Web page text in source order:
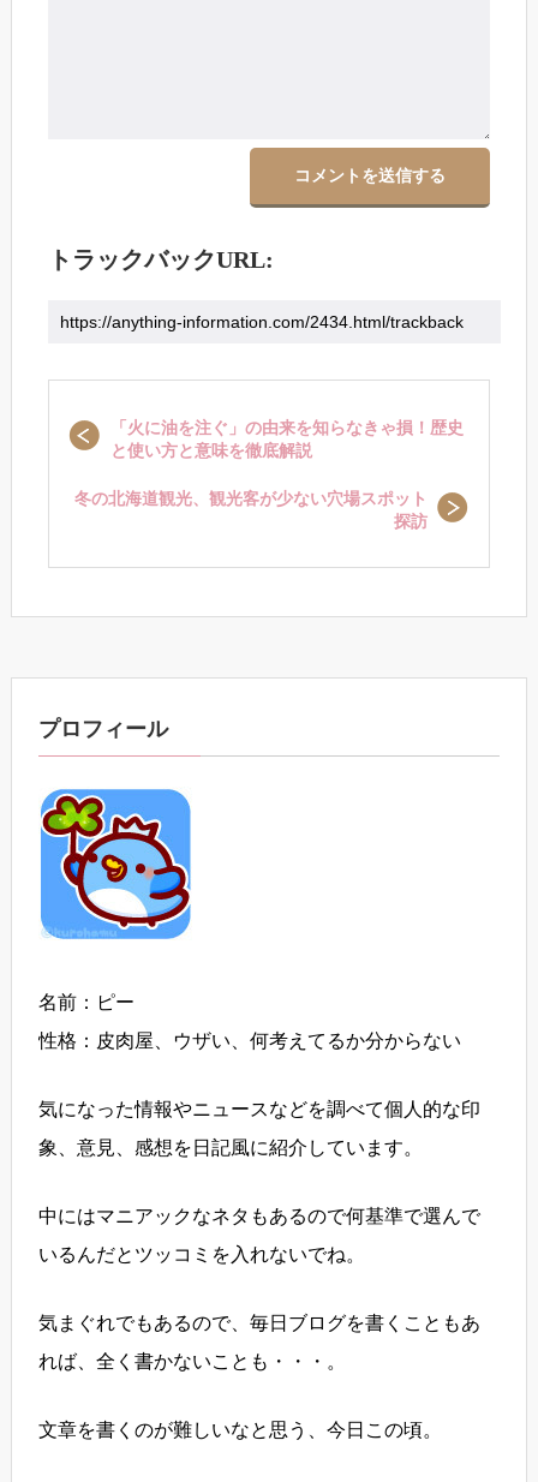
トラックバックURL:
「火に油を注ぐ」の由来を知らなきゃ損！歴史
と使い方と意味を徹底解説
冬の北海道観光、観光客が少ない穴場スポット
探訪
プロフィール
名前：ピー
性格：皮肉屋、ウザい、何考えてるか分からない
気になった情報やニュースなどを調べて個人的な印
象、意見、感想を日記風に紹介しています。
中にはマニアックなネタもあるので何基準で選んで
いるんだとツッコミを入れないでね。
気まぐれでもあるので、毎日ブログを書くこともあ
れば、全く書かないことも・・・。
文章を書くのが難しいなと思う、今日この頃。